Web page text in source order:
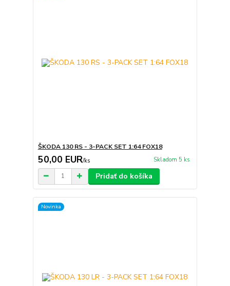
ŠKODA 130 RS - 3-PACK SET 1:64 FOX18
50,00 EUR/ks Skladom 5 ks
Pridať do košíka
Novinka